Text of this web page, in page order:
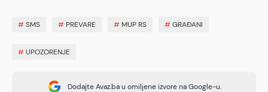
#SMS # PREVARE # MUP RS #GRAĐANI
#UPOZORENJE
Dodajte Avaz.ba u omiljene izvore na Google-u.